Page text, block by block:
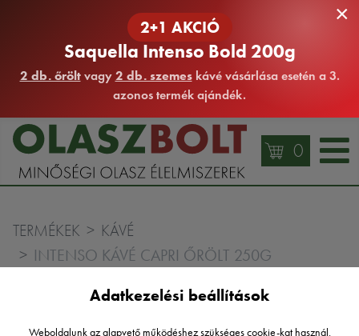
×
2+1 AKCIÓ
Saquella Intenso Bold 200g
2 db. őröltvagy 2 db. szemeskávé vásárlása esetén a 3.
azonos termék ajándék.
0
TERMÉKEK KÁVÉ
INTENSO KÁVÉ CAPRI ŐRÖLT 250G
Adatkezelési beállítások
Weboldalunk az alapvető működéshez szükséges cookie-kat használ.